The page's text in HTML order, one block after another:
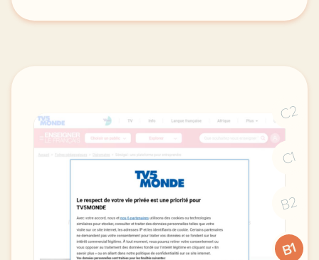
fiche a2 travaillez la grammaire avec une recette
C2
C1
B2
B1